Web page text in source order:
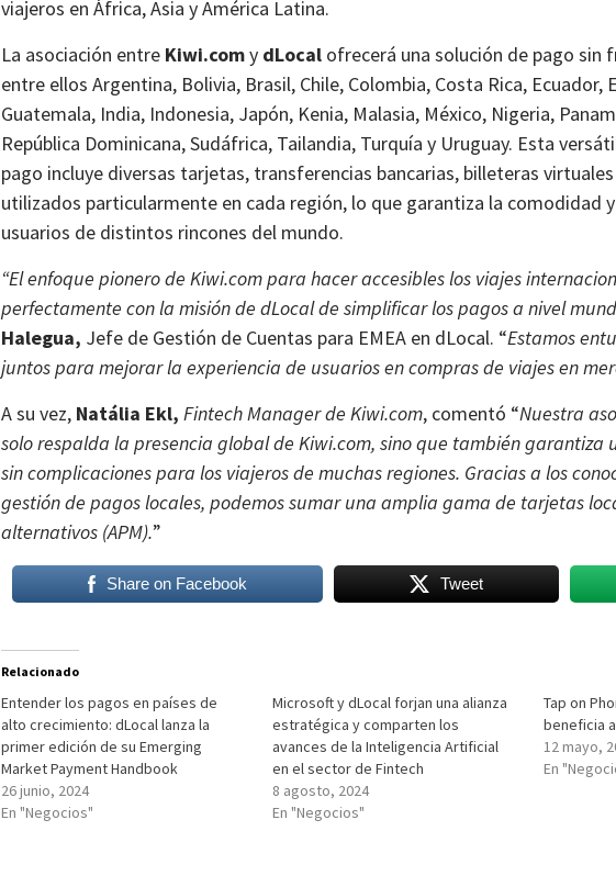
viajeros en África, Asia y América Latina.
La asociación entre Kiwi.comy dLocal ofrecerá una solución de pago sin
entre ellos Argentina, Bolivia, Brasil, Chile, Colombia, Costa Rica, Ecuador,
Guatemala, India, Indonesia, Japón, Kenia, Malasia, México, Nigeria,
República Dominicana, Sudáfrica, Tailandia, Turquía y Uruguay. Esta
pago incluye diversas tarjetas, transferencias bancarias, billeteras
utilizados particularmente en cada región, lo que garantiza la comodidad
usuarios de distintos rincones del mundo.
“El enfoque pionero de Kiwi.com para hacer accesibles los viajes
perfectamente con la misión de dLocal de simplificar los pagos a nivel
Halegua, Jefe de Gestión de Cuentas para EMEA en dLocal. “Estamos
juntos para mejorar la experiencia de usuarios en compras de viajes en
A su vez, Natália Ekl, Fintech Manager de Kiwi.com, comentó “Nuestra
solo respalda la presencia global de Kiwi.com, sino que también garantiza
sin complicaciones para los viajeros de muchas regiones. Gracias a los
gestión de pagos locales, podemos sumar una amplia gama de tarjetas
alternativos (APM).”
Share on Facebook Tweet
Relacionado
Entender los pagos en países de
alto crecimiento: dLocal lanza la
primer edición de su Emerging
Market Payment Handbook
26 junio, 2024
En "Negocios"
Microsoft y dLocal forjan una alianza
estratégica y comparten los
avances de la Inteligencia Artificial
en el sector de Fintech
8 agosto, 2024
En "Negocios"
Tap on
beneficia
12 mayo,
En